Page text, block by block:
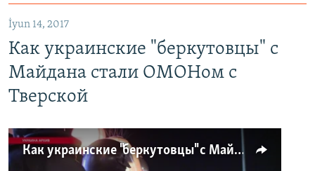
İyun 14, 2017
Как украинские "беркутовцы" с
Майдана стали ОМОНом с
Тверской
Как украинские "беркутовцы" с Майдана стали ОМОНом с Тверской